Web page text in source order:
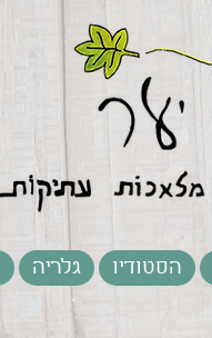
הסטודיו גלריה